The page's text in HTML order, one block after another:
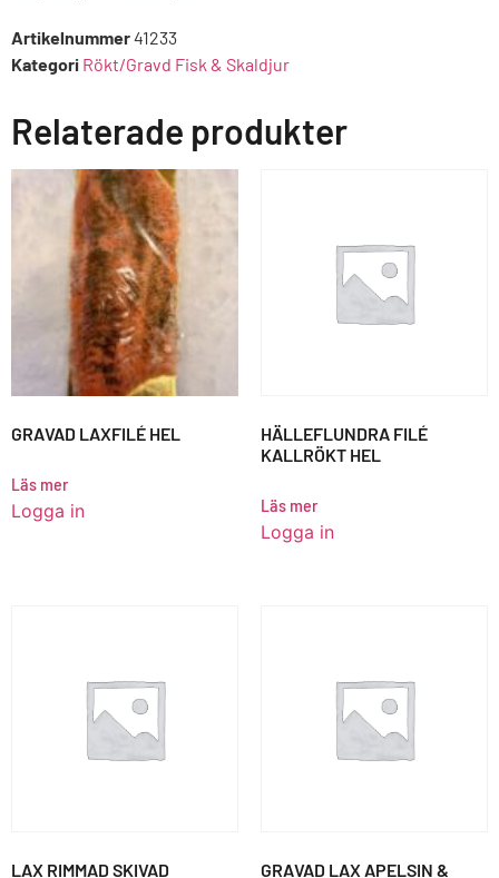
Artikelnummer41233
Kategori Rökt/Gravd Fisk & Skaldjur
Relaterade produkter
GRAVAD LAXFILÉ HEL
Läs mer
Logga in
HÄLLEFLUNDRA FILÉ
KALLRÖKT HEL
Läs mer
Logga in
LAX RIMMAD SKIVAD GRAVAD LAX APELSIN &